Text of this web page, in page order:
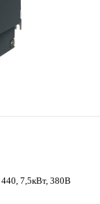
440, 7,5кВт, 380В